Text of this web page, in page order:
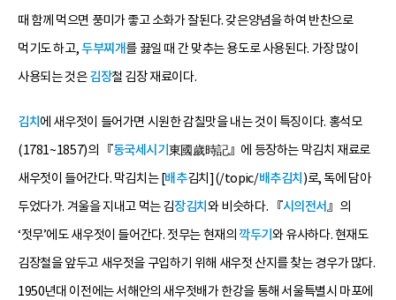
때 함께 먹으면 풍미가 좋고 소화가 잘된다. 갖은양념을 하여 반찬으로
먹기도 하고, 두부찌개를 끓일 때 간 맞추는 용도로 사용된다. 가장 많이
사용되는 것은김장철 김장 재료이다.
김치 에 새우젓이 들어가면 시원한 감칠맛을 내는 것이 특징이다. 홍석모
(1781~1857)의 『동국세시기 東國歲時記』에 등장하는 막김치 재료로
새우젓이 들어간다. 막김치는 [배추김치](/topic/배추김치 )로, 독에 담아
두었다가. 겨울을 지내고 먹는 김장김치 와 비슷하다. 『시의전서』의
‘젓무’에도 새우젓이 들어간다. 젓무는 현재의깍두기 와 유사하다. 현재도
김장철을 앞두고 새우젓을 구입하기 위해 새우젓 산지를 찾는 경우가 많다.
1950년대 이전에는 서해안의 새우젓배가 한강을 통해 서울특별시 마포에